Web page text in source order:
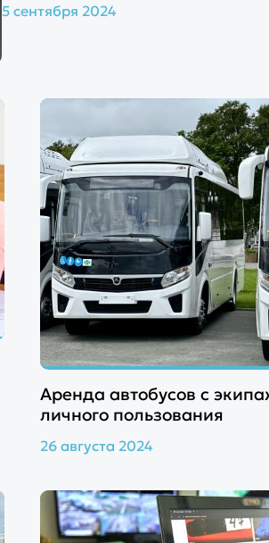
5 сентября 2024
Аренда автобусов с
личного пользования
26 августа 2024